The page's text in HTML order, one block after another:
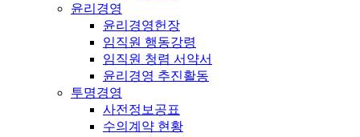
윤리경영
윤리경영헌장
임직원 행동강령
임직원 청렴 서약서
윤리경영 추진활동
투명경영
사전정보공표
수의계약 현황